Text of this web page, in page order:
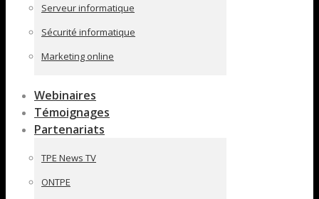
Serveur informatique
Sécurité informatique
Marketing online
Webinaires
Témoignages
Partenariats
TPE News TV
ONTPE